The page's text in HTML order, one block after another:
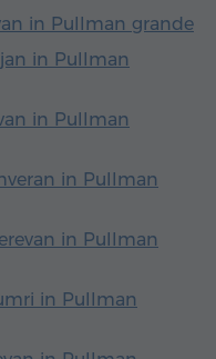
in Pullman grande
in Pullman
in Pullman
in Pullman
in Pullman
in Pullman